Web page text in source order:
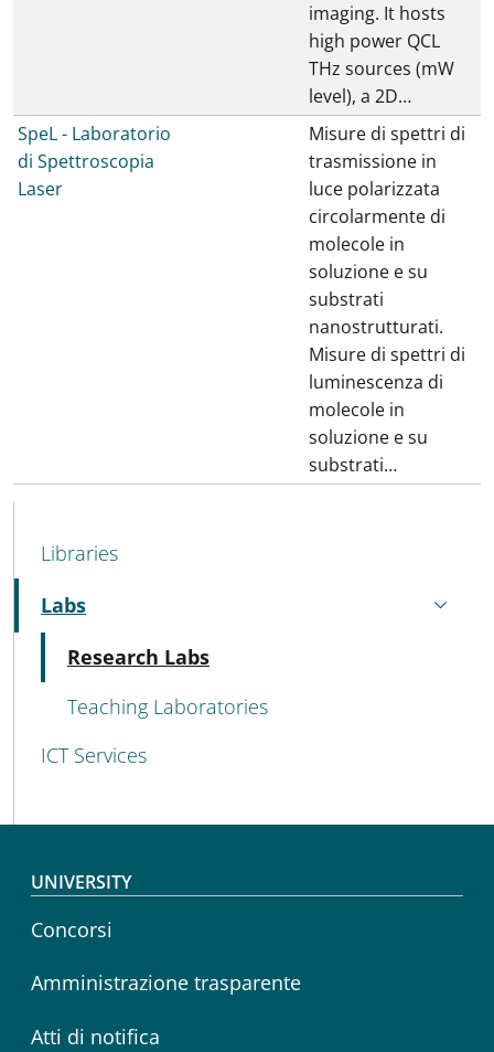
imaging. It hosts
high power QCL
THz sources (mW
level), a 2D…
SpeL - Laboratorio
di Spettroscopia
Laser
Misure di spettri di
trasmissione in
luce polarizzata
circolarmente di
molecole in
soluzione e su
substrati
nanostrutturati.
Misure di spettri di
luminescenza di
molecole in
soluzione e su
substrati…
MENU CEV SECOND NAVIGATION
Libraries
Labs
Active
Research Labs
Teaching Laboratories
ICT Services
Footer menu
UNIVERSITY
Concorsi
Amministrazione trasparente
Atti di notifica